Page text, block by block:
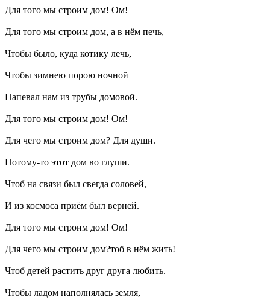
Для того мы строим дом! Ом!
Для того мы строим дом, а в нём печь,
Чтобы было, куда котику лечь,
Чтобы зимнею порою ночной
Напевал нам из трубы домовой.
Для того мы строим дом! Ом!
Для чего мы строим дом? Для души.
Потому-то этот дом во глуши.
Чтоб на связи был свегда соловей,
И из космоса приём был верней.
Для того мы строим дом! Ом!
Для чего мы строим дом?тоб в нём жить!
Чтоб детей растить друг друга любить.
Чтобы ладом наполнялась земля,